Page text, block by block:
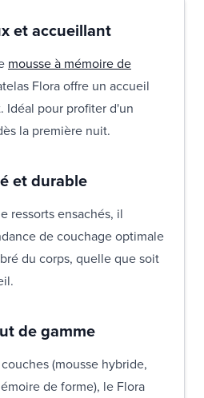
et accueillant
mousse à mémoire de
Flora offre un accueil
Idéal pour profiter d'un
la première nuit.
et durable
ressorts ensachés, il
de couchage optimale
du corps, quelle que soit
de gamme
(mousse hybride,
de forme), le Flora